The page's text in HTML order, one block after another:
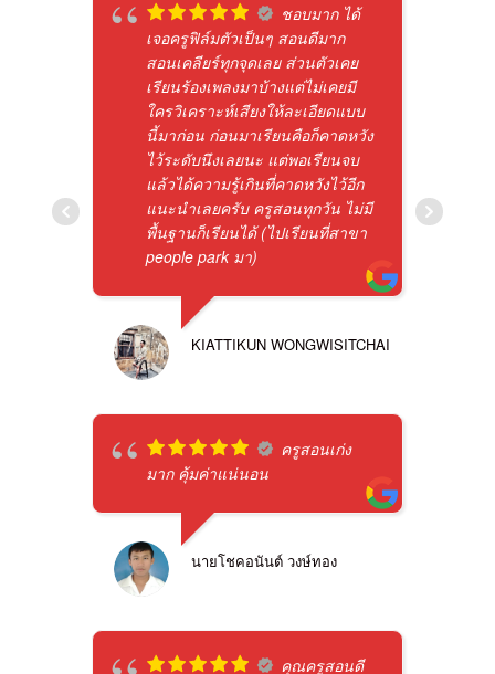
ชอบมาก ได้
เจอครูฟิล์มตัวเป็นๆ สอนดีมาก
สอนเคลียร์ทุกจุดเลย ส่วนตัวเคย
เรียนร้องเพลงมาบ้างแต่ไม่เคยมี
ใครวิเคราะห์เสียงให้ละเอียดแบบ
นี้มาก่อน ก่อนมาเรียนคือก็คาดหวัง
ไว้ระดับนึงเลยนะ แต่พอเรียนจบ
แล้วได้ความรู้เกินที่คาดหวังไว้อีก
แนะนำเลยครับ ครูสอนทุกวัน ไม่มี
พื้นฐานก็เรียนได้ (ไปเรียนที่สาขา
people park มา)
KIATTIKUN WONGWISITCHAI
ครูสอนเก่ง
มาก คุ้มค่าแน่นอน
นายโชคอนันต์ วงษ์ทอง
คุณครูสอนดี